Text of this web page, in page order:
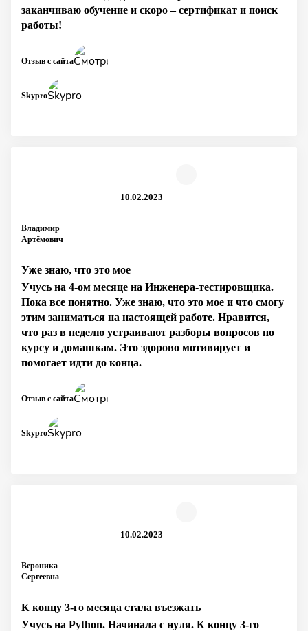
заканчиваю обучение и скоро – сертификат и поиск
работы!
Skypro
Отзыв с сайта
Владимир
Артёмович
10.02.2023
Уже знаю, что это мое
Учусь на 4-ом месяце на Инженера-тестировщика.
Пока все понятно. Уже знаю, что это мое и что смогу
этим заниматься на настоящей работе. Нравится,
что раз в неделю устраивают разборы вопросов по
курсу и домашкам. Это здорово мотивирует и
помогает идти до конца.
Skypro
Отзыв с сайта
Вероника
Сергеевна
10.02.2023
К концу 3-го месяца стала въезжать
Учусь на Python. Начинала с нуля. К концу 3-го